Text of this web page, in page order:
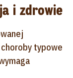
i zdrowie
typowe